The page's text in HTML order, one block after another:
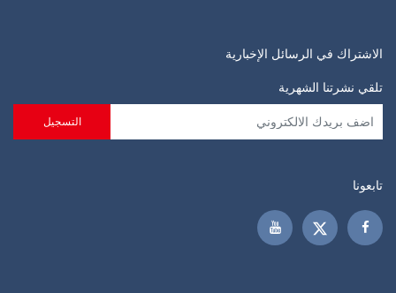
الاشتراك في الرسائل الإخبارية
تلقي نشرتنا الشهرية
تابعونا